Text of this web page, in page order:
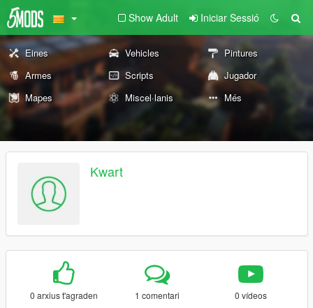
Show Adult Iniciar Sessió
Eines Vehicles
Pintures
Armes
Scripts
Jugador
Mapes
Miscel·lanis Més
Kwart
0 arxius t'agraden 1 comentari 0 vídeos